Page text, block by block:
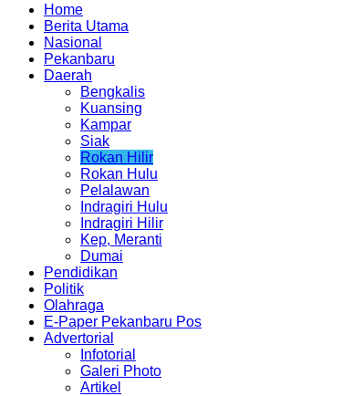
Home
Berita Utama
Nasional
Pekanbaru
Daerah
Bengkalis
Kuansing
Kampar
Siak
Rokan Hilir
Rokan Hulu
Pelalawan
Indragiri Hulu
Indragiri Hilir
Kep, Meranti
Dumai
Pendidikan
Politik
Olahraga
E-Paper Pekanbaru Pos
Advertorial
Infotorial
Galeri Photo
Artikel